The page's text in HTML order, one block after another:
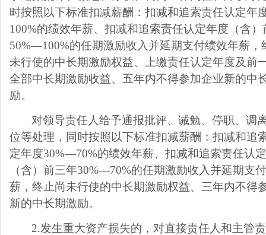
时按照以下标准扣减薪酬：扣减和追索责任认定年
100%的绩效年薪、扣减和追索责任认定年度（含）
50%—100%的任期激励收入并延期支付绩效年薪，
未行使的中长期激励权益、上缴责任认定年度及前
全部中长期激励收益、五年内不得参加企业新的中
励。
对领导责任人给予通报批评、诫勉、停职、调
位等处理，同时按照以下标准扣减薪酬：扣减和追
定年度30%—70%的绩效年薪、扣减和追索责任认
（含）前三年30%—70%的任期激励收入并延期支
薪，终止尚未行使的中长期激励权益、三年内不得
新的中长期激励。
2.发生重大资产损失的，对直接责任人和主管